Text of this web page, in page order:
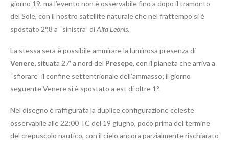
giorno 19, ma l’evento non è osservabile fino a dopo il tramonto
del Sole, con il nostro satellite naturale che nel frattempo si è
spostato 2°,8 a “sinistra” diAlfa Leonis.
La stessa sera è possibile ammirare la luminosa presenza di
Venere, situata 27′ a nord del Presepe, con il pianeta che arriva a
“sfiorare” il confine settentrionale dell’ammasso; il giorno
seguente Venere si è spostato a est di oltre 1°.
Nel disegno è raffigurata la duplice configurazione celeste
osservabile alle 22:00 TC del 19 giugno, poco prima del termine
del crepuscolo nautico, con il cielo ancora parzialmente rischiarato